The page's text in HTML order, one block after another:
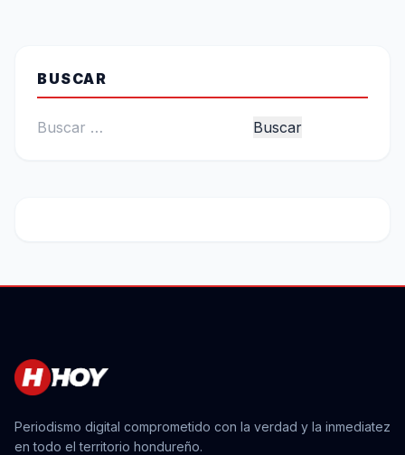
BUSCAR
Buscar:
Periodismo digital comprometido con la verdad y la inmediatez
en todo el territorio hondureño.